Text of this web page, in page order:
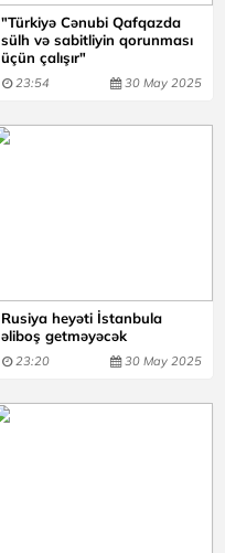
"Türkiyə Cənubi Qafqazda
sülh və sabitliyin qorunması
üçün çalışır"
23:54 30 May 2025
Rusiya heyəti İstanbula
əliboş getməyəcək
23:20 30 May 2025